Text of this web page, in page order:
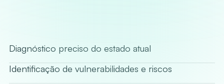
Diagnóstico preciso do estado atual
Identificação de vulnerabilidades e riscos